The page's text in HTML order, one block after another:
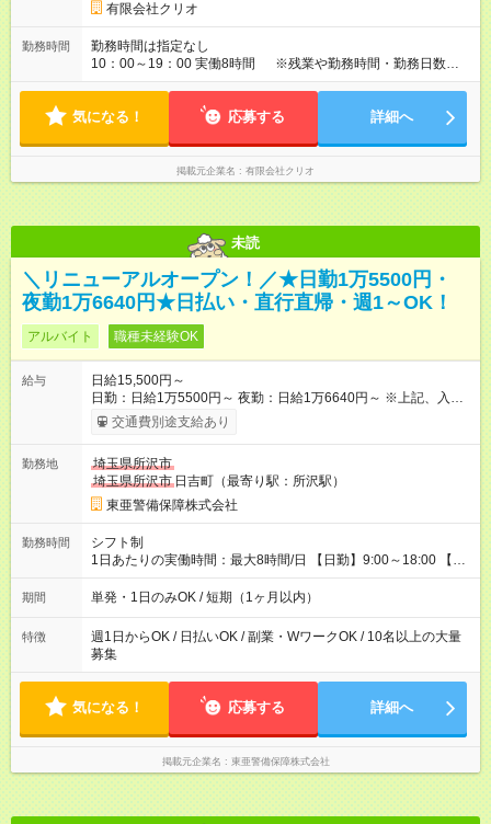
有限会社クリオ
勤務時間
勤務時間は指定なし
10：00～19：00 実働8時間 ※残業や勤務時間・勤務日数は応
相談
気になる！ 応募する 詳細へ
掲載元企業名 有限会社クリオ
未読
＼リニューアルオープン！／★日勤1万5500円・
夜勤1万6640円★日払い・直行直帰・週1～OK！
アルバイト 職種未経験OK
給与
日給15,500円～
日勤：日給1万5500円～ 夜勤：日給1万6640円～ ※上記、入社
祝手当4000円含む(25勤務まで) ┗新任研修の終了から100日以内
┗規定あり ／ 経験や年齢を問わず、 頑張った方全員に支給され
日給は全額支給！ ■月22日以上勤務すると… 日給1000円UP！ ■
日払い・週払い・前払いOK！ 給与即時払いサービス『クリア
(CRIA)』で 最短当日にコンビニATMから 現金で給与を受け取れ
ます♪ ※稼働分・規定あり ■法定研修(7h×3日間)中も 手当をしっ
かり【3万円】支給！ ┗研修手当の一部(9，000円)は手渡しで支
給 ┗昼食代も別途支給(500円×3日間） ┗研修期間中も交通費全額
交通費別途支給あり
勤務地
埼玉県所沢市
埼玉県所沢市 日吉町（最寄り駅：所沢駅）
東亜警備保障株式会社
勤務時間
シフト制
1日あたりの実働時間：最大8時間/日 【日勤】9:00～18:00 【夜
勤】20:00～翌5:00 ・【日勤のみ】【夜勤のみ】もOK♪ ・自分
の都合に合わせて稼げます◎ ・シフトの申告は電話・メールで
ライベートの予定に 合わせて好きな時など、自由に働けます
期間 単発・1日のみOK / 短期（1ヶ月以内）
特徴
週1日からOK / 日払いOK / 副業・WワークOK / 10名以上の大量
募集
気になる！ 応募する 詳細へ
掲載元企業名 東亜警備保障株式会社